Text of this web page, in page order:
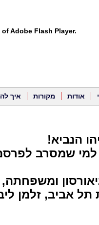
Adobe Flash Player.
אודות מקורות איך
הנביא!
למי שמסרב
תל אביב, זלמן